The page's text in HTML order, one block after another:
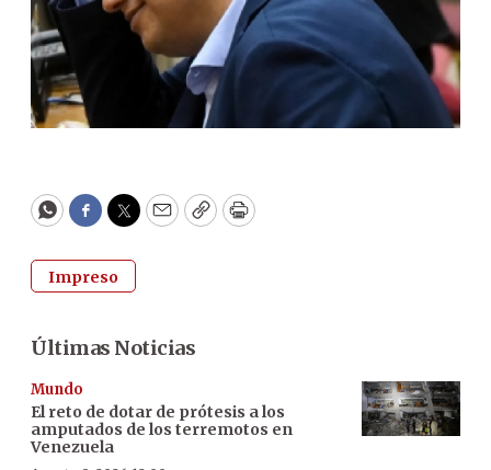
WhatsApp
Facebook
Twitter
EmailCopyPrint
Impreso
Últimas Noticias
Mundo
El reto de dotar de prótesis a los
amputados de los terremotos en
Venezuela